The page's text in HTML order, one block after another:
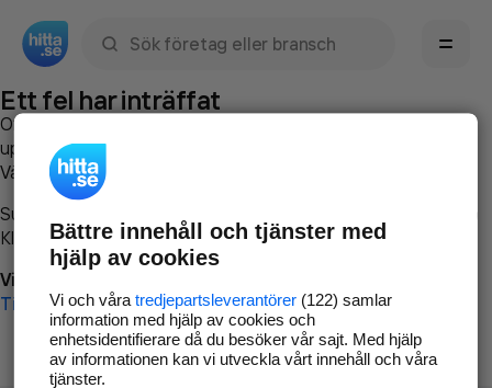
Ett fel har inträffat
Om du vill kan du
uppstod så att vi lättare och snabbare kan avhjälpa det.
Vänligen försök med följande:
Surfa till
Klicka påTillbaka-knappen i webbläsaren och försök igen
Vi beklagar besväret!
Till startsidan
Bättre innehåll och tjänster med
hjälp av cookies
Vi och våra tredjepartsleverantörer(122) samlar
information med hjälp av cookies och
enhetsidentifierare då du besöker vår sajt. Med hjälp
av informationen kan vi utveckla vårt innehåll och våra
tjänster.